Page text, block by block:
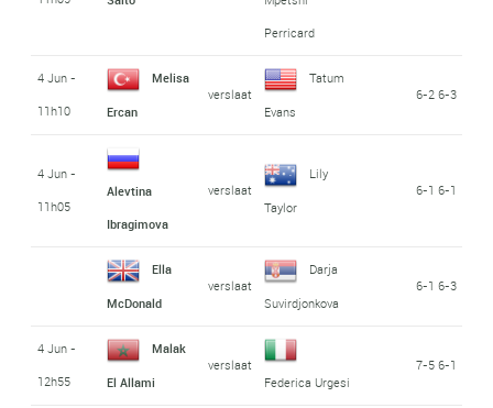
Perricard
4 Jun -
11h10
Melisa
Ercan
verslaat
Tatum
Evans
6-2 6-3
4 Jun -
11h05
Alevtina
Ibragimova
verslaat
Lily
Taylor
6-1 6-1
Ella
McDonald
verslaat
Darja
Suvirdjonkova
6-1 6-3
4 Jun -
12h55
Malak
El Allami
verslaat
Federica Urgesi
7-5 6-1